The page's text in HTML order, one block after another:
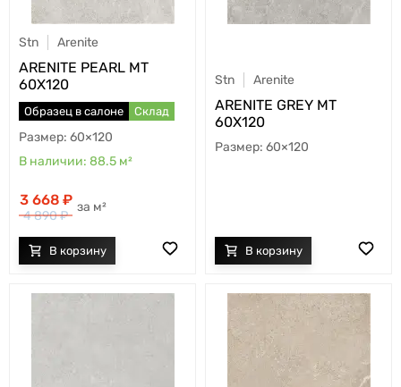
Stn Arenite
ARENITE PEARL MT
60X120
Образец в салоне Склад
60×120
88.5 м²
3 668
4 890
м²
Stn Arenite
ARENITE GREY MT
60X120
60×120